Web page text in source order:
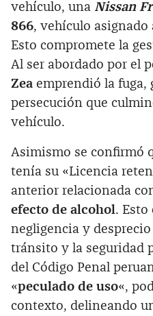
vehículo, una Nissan
866, vehículo
Esto compromete la
Al ser abordado por el
Zea emprendió la fuga,
persecución que
vehículo.
Asimismo se confirmó
tenía su «Licencia
anterior relacionada
efecto de alcohol. Esto
negligencia y
tránsito y la seguridad
del Código Penal
«peculado de uso«,
contexto, delineando